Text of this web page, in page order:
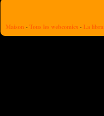
Maison -Tous les webcomics - La